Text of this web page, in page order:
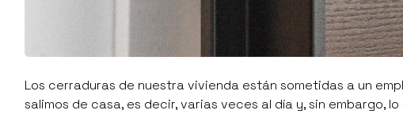
Los cerraduras de nuestra vivienda están sometidas a un
salimos de casa, es decir, varias veces al día y, sin